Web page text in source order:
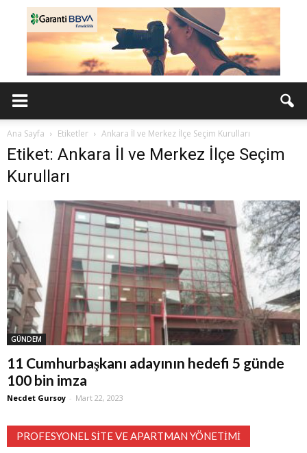
Ana Sayfa Etiketler Ankara İl ve Merkez İlçe Seçim Kurulları
Etiket: Ankara İl ve Merkez İlçe Seçim
Kurulları
GÜNDEM
11 Cumhurbaşkanı adayının hedefi 5 günde
100 bin imza
Necdet Gursoy - Mart 22, 2023
PROFESYONEL SITE VE APARTMAN YÖNETIMI